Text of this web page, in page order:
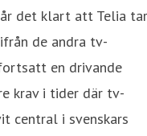
det klart att Telia tar
de andra tv-
en drivande
krav i tider där tv-
central i svenskars